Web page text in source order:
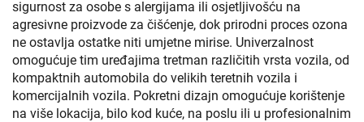
sigurnost za osobe s alergijama ili osjetljivošću na
agresivne proizvode za čišćenje, dok prirodni proces ozona
ne ostavlja ostatke niti umjetne mirise. Univerzalnost
omogućuje tim uređajima tretman različitih vrsta vozila, od
kompaktnih automobila do velikih teretnih vozila i
komercijalnih vozila. Pokretni dizajn omogućuje korištenje
na više lokacija, bilo kod kuće, na poslu ili u profesionalnim